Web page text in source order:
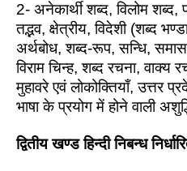
2- अनेकार्थी शब्द, विलोम शब्द,
तद्भव, क्षेत्रीय, विदेशी (शब्द
अर्थबोध, शब्द-रूप, सन्धि, समास,
विराम चिन्ह, शब्द रचना, वाक्य
मुहावरे एवं लोकोक्तियाँ, उत्तर
भाषा के प्रयोग में होने वाली
द्वितीय खण्ड हिन्दी निबन्ध